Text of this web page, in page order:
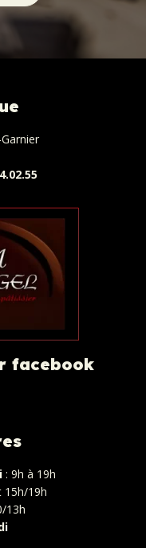
facebook
: 9h à 19h
19h
13h